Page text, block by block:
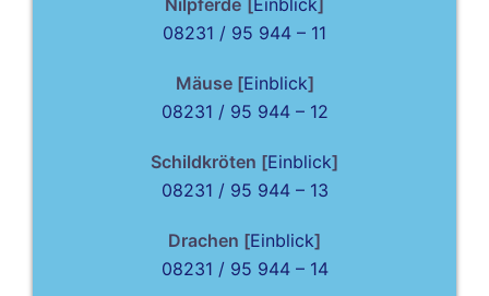
Nilpferde [Einblick]
08231 / 95 944 – 11
Mäuse [Einblick]
08231 / 95 944 – 12
Schildkröten [Einblick]
08231 / 95 944 – 13
Drachen [Einblick]
08231 / 95 944 – 14